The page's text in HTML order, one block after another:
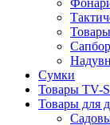
Сумки
Товары TV-
Товары для